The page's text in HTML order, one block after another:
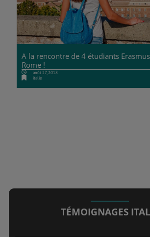
A la rencontre de 4 étudiants
Rome !
août 27, 2018
italie
TÉMOIGNAGES